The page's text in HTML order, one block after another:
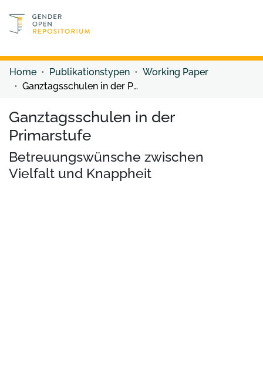
Discover content
Home Publikationstypen
Working Paper
Ganztagsschulen in der Primarstufe
Ganztagsschulen in der
Primarstufe
Betreuungswünsche zwischen
Vielfalt und Knappheit